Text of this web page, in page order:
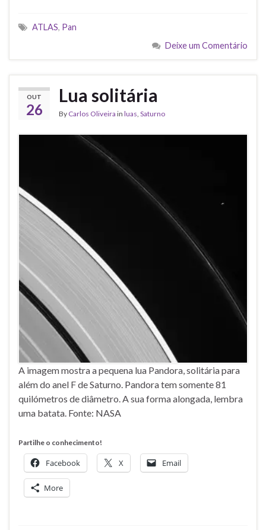
ATLAS, Pan
Deixe um Comentário
OUT
26
Lua solitária
By Carlos Oliveira in luas, Saturno
A imagem mostra a pequena lua Pandora, solitária para
além do anel F de Saturno. Pandora tem somente 81
quilómetros de diâmetro. A sua forma alongada, lembra
uma batata. Fonte: NASA
Partilhe o conhecimento!
Facebook X Email
More